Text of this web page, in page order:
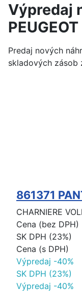
Výpredaj
Predaj nových
skladových zásob
861371
CHARNIERE
Cena (bez DPH)
SK DPH (23%)
Cena (s DPH)
Výpredaj -40%
SK DPH (23%)
Výpredaj -40%